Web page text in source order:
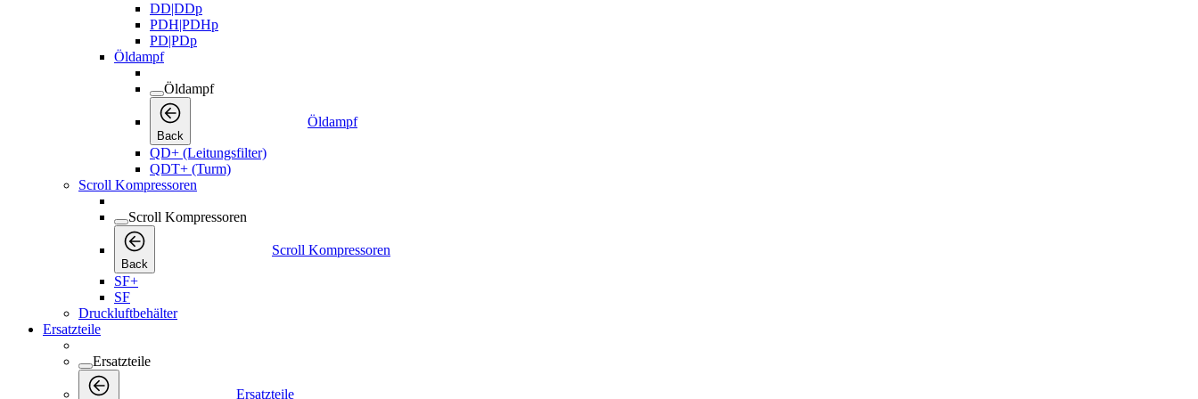
DD|DDp
PDH|PDHp
PD|PDp
Öldampf
Öldampf
Back
Öldampf
QD+ (Leitungsfilter)
QDT+ (Turm)
Scroll Kompressoren
Scroll Kompressoren
Back
Scroll Kompressoren
SF+
SF
Druckluftbehälter
Ersatzteile
Ersatzteile
Ersatzteile